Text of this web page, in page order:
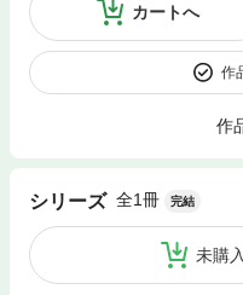
カートへ
作
作
シリーズ 全1冊 完結
未購